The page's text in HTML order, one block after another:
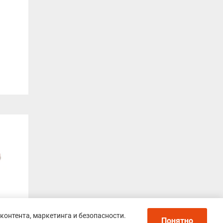
маркетинга и безопасности.
Понятно